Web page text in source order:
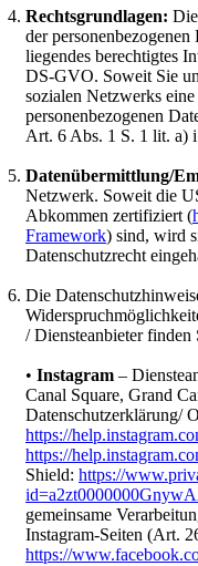
Rechtsgrundlagen:
der
liegendes berechtigtes
DS-GVO. Soweit Sie
sozialen Netzwerks
personenbezogenen
Art. 6 Abs. 1 S. 1 lit. a)
Datenübermittlung/
Netzwerk. Soweit die
Abkommen zertifiziert (
Framework) sind, wird
Datenschutzrecht
Die
/ Diensteanbieter finden
• Instagram –
Canal Square, Grand
Datenschutzerklärung/
https://
https://
Shield: https://
gemeinsame
Instagram-Seiten (Art.
https://